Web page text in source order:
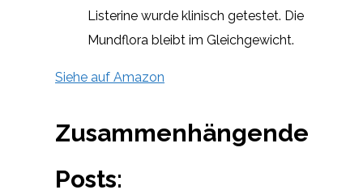
Listerine wurde klinisch getestet. Die
Mundflora bleibt im Gleichgewicht.
Siehe auf Amazon
Zusammenhängende
Posts: